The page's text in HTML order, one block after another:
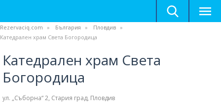
Rezervaciq.com България
Пловдив
Катедрален храм Света Богородица
Катедрален храм Света
Богородица
ул. „Съборна“ 2, Стария град, Пловдив